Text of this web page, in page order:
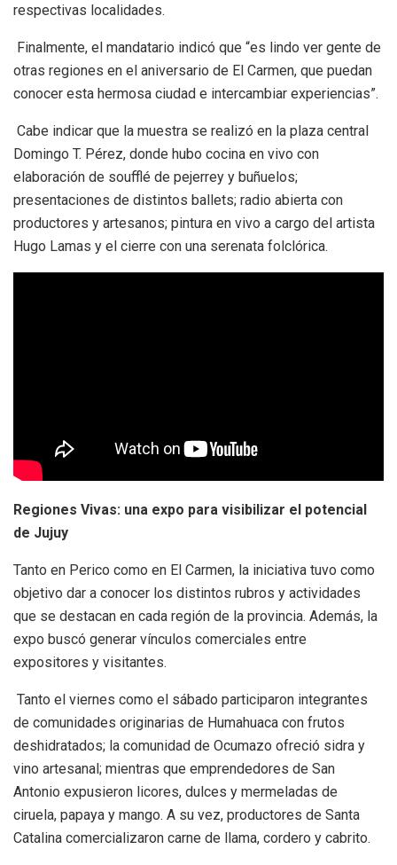
respectivas localidades.
Finalmente, el mandatario indicó que “es lindo ver gente de
otras regiones en el aniversario de El Carmen, que puedan
conocer esta hermosa ciudad e intercambiar experiencias”.
Cabe indicar que la muestra se realizó en la plaza central
Domingo T. Pérez, donde hubo cocina en vivo con
elaboración de soufflé de pejerrey y buñuelos;
presentaciones de distintos ballets; radio abierta con
productores y artesanos; pintura en vivo a cargo del artista
Hugo Lamas y el cierre con una serenata folclórica.
Regiones Vivas: una expo para visibilizar el potencial
de Jujuy
Tanto en Perico como en El Carmen, la iniciativa tuvo como
objetivo dar a conocer los distintos rubros y actividades
que se destacan en cada región de la provincia. Además, la
expo buscó generar vínculos comerciales entre
expositores y visitantes.
Tanto el viernes como el sábado participaron integrantes
de comunidades originarias de Humahuaca con frutos
deshidratados; la comunidad de Ocumazo ofreció sidra y
vino artesanal; mientras que emprendedores de San
Antonio expusieron licores, dulces y mermeladas de
ciruela, papaya y mango. A su vez, productores de Santa
Catalina comercializaron carne de llama, cordero y cabrito.